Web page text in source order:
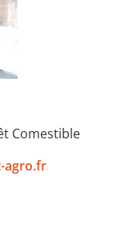
Comestible
agro.fr